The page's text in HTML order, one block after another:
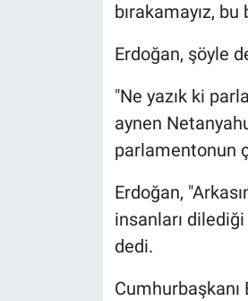
bırakamayız,
Erdoğan, şöyle
"Ne yazık ki
aynen
parlamentonun
Erdoğan,
insanları
dedi.
Cumhurbaşkanı